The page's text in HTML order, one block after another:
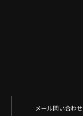
メール問い合わせ